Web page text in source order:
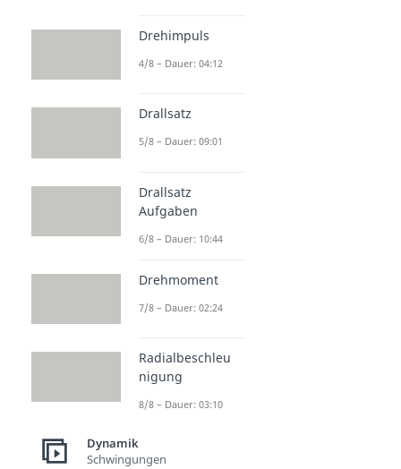
Drehimpuls
4/8 – Dauer: 04:12
Drallsatz
5/8 – Dauer: 09:01
Drallsatz
Aufgaben
6/8 – Dauer: 10:44
Drehmoment
7/8 – Dauer: 02:24
Radialbeschleu
nigung
8/8 – Dauer: 03:10
Dynamik
Schwingungen